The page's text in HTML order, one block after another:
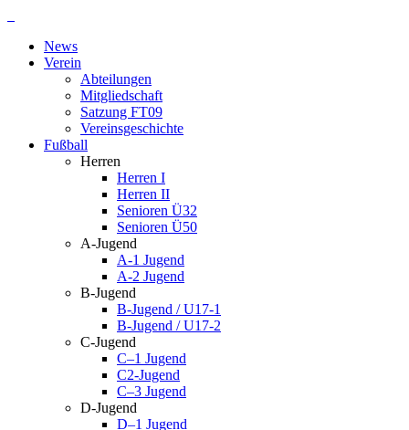
springenNews
Verein
Abteilungen
Mitgliedschaft
Satzung FT09
Vereinsgeschichte
Fußball
Herren
Herren I
Herren II
Senioren Ü32
Senioren Ü50
A-Jugend
A-1 Jugend
A-2 Jugend
B-Jugend
B-Jugend / U17-1
B-Jugend / U17-2
C-Jugend
C–1 Jugend
C2-Jugend
C–3 Jugend
D-Jugend
D–1 Jugend